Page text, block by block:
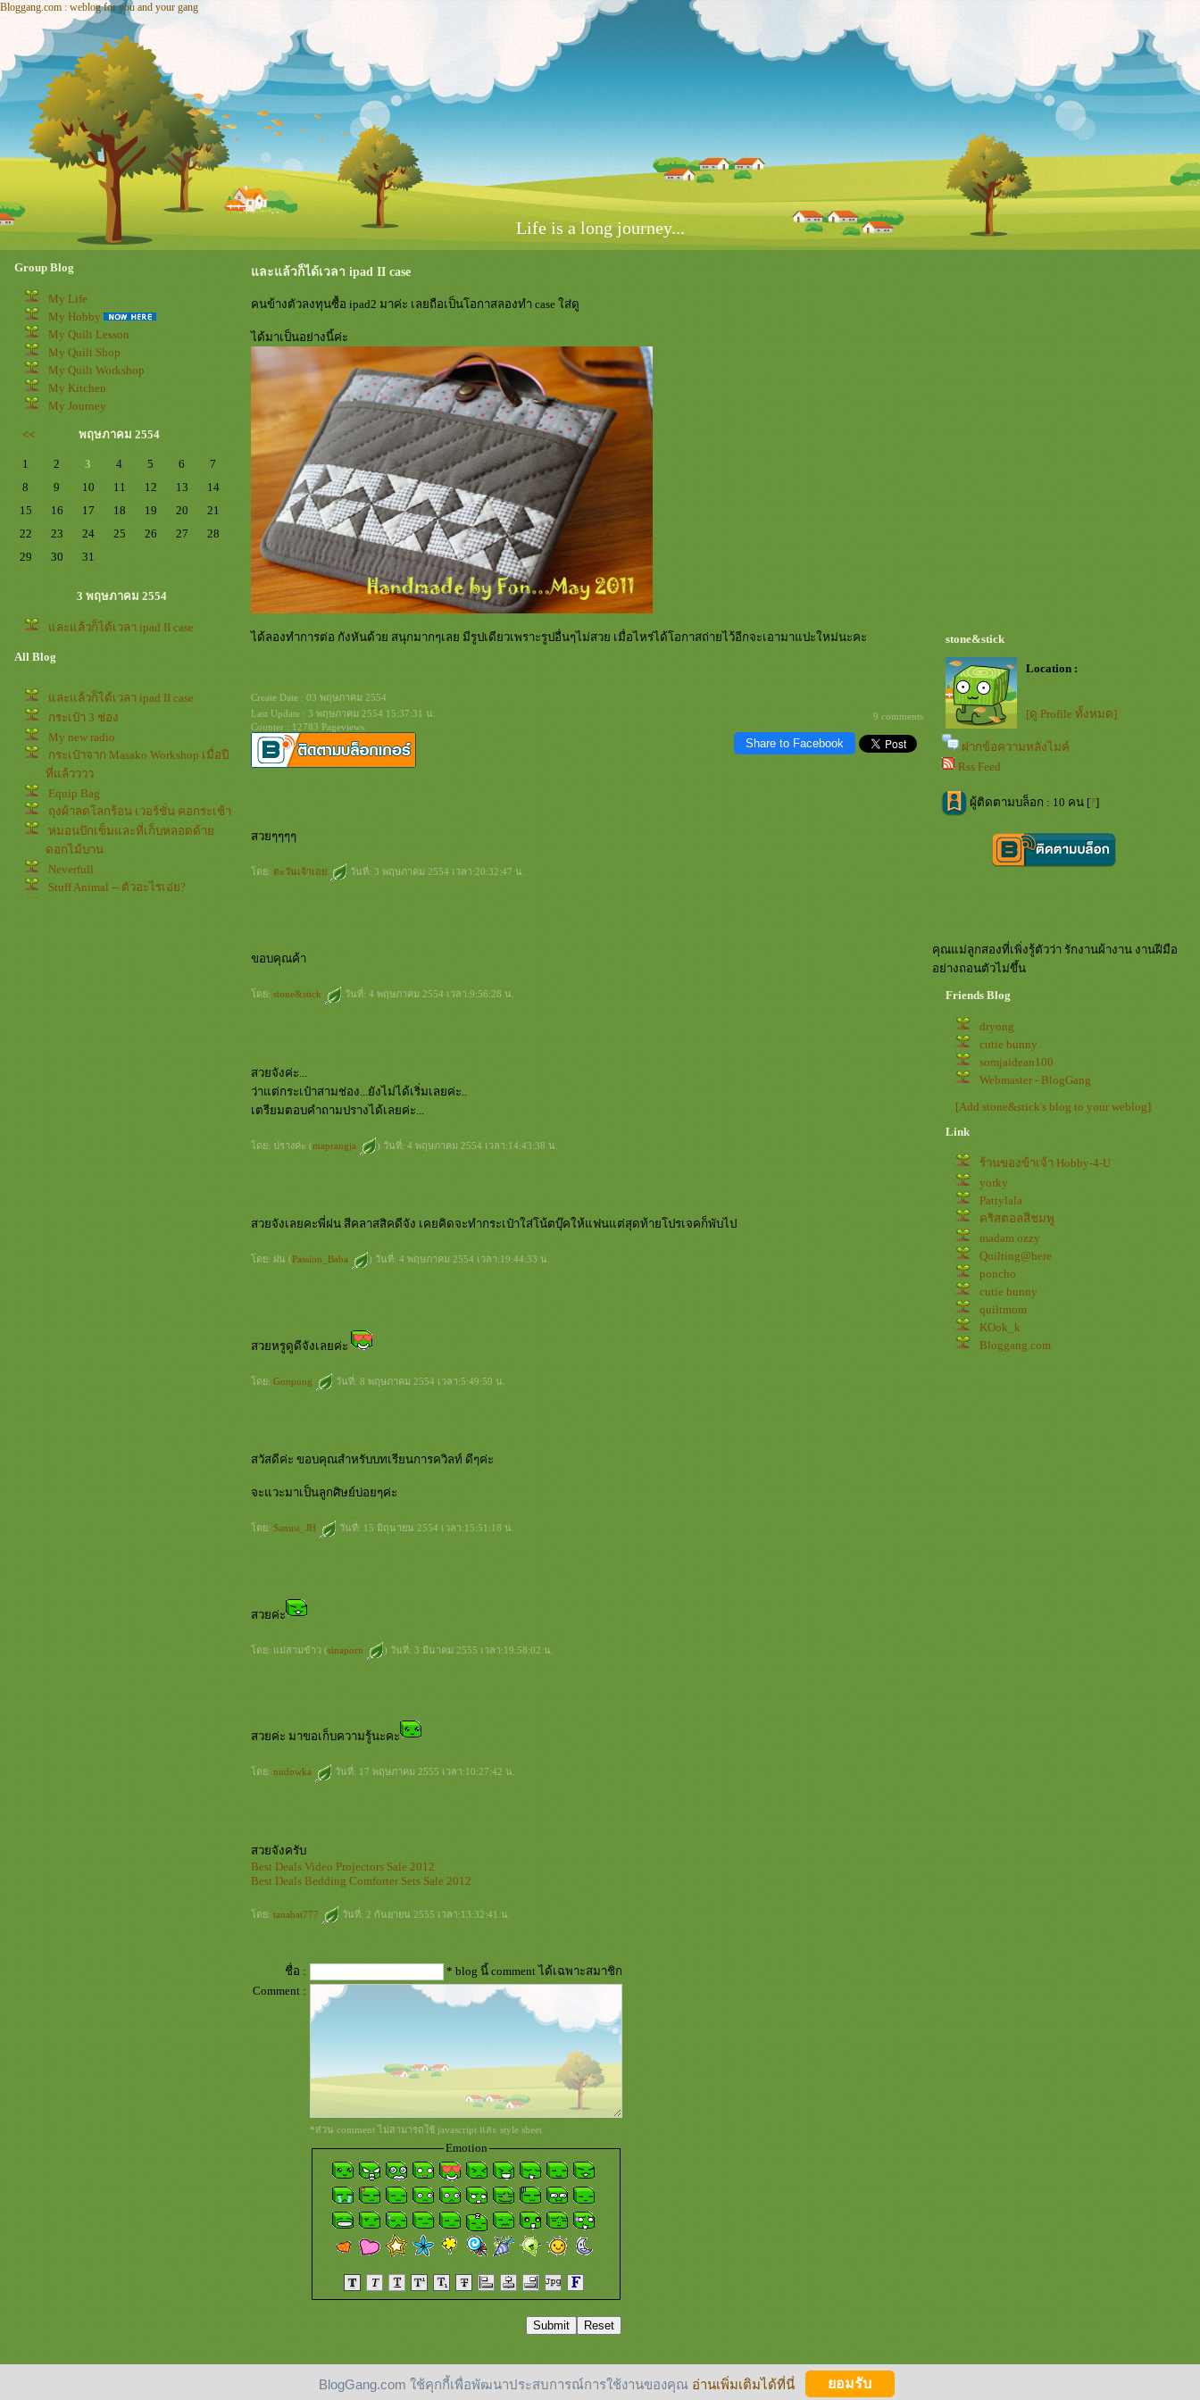
Bloggang.com : weblog for you and your gang
Life is a long journey...
Group Blog
My Life
My Hobby
My Quilt Lesson
My Quilt Shop
My Quilt Workshop
My Kitchen
My Journey
<< พฤษภาคม 2554
1 2 3 4 5 6
7
8
9 10 11 12 13
14
15
16 17 18 19 20
21
22
23 24 25 26 27
28
29
30 31
3 พฤษภาคม 2554
ละแล้วก็ได้เวลา ipad II case
All Blog
ละแล้วก็ได้เวลา ipad II case
กระเป๋า 3 ช่อง
My new radio
กระเป๋าจาก Masako Workshop เมื่อปี
ที่แล้วววว
Equip Bag
ถุงผ้าลดโลกร้อน เวอร์ชั่น คอกระเช้า
หมอนปักเข็มและที่เก็บหลอดด้า
ดอกไม้บาน
Neverfull
Stuff Animal -- ตัวอะไรเอ่ย?
ละแล้วก็ได้เวลา ipad II case
คนข้างตัวลงทุนซื้อ ipad2 มาค่ะ เลยถือเป็นโอกาสลองทำ case ใส่ดู
ได้มาเป็นอย่างนี้ค่ะ
ได้ลองทำการต่อ กังหันด้วย สนุกมากๆเลย มีรูปเดียวเพราะรูปอื่นๆไม่สวย เมื่อไหร่ได้โอกาสถ่ายไว้อีกจะเอามาแปะใหม่นะคะ
Create Date : 03 พฤษภาคม 2554
Last Update : 3 พฤษภาคม 2554 15:37:31 น.
Counter : 12783 Pageviews.
9 comments
Share to Facebook
สวยๆๆๆๆ
ดย: ตะวันเจ้าเอ วันที่: 3 พฤษภาคม 2554 เวลา:20:32:47 น.
ขอบคุณค้า
ดย: stone&stick วันที่: 4 พฤษภาคม 2554 เวลา:9:56:28 น.
สวยจังค่ะ...
ว่าแต่กระเป๋าสามช่อง...ยังไม่ได้เริ่มเลยค่ะ..
เตรียมตอบคำถามปรางได้เลยค่ะ...
ดย: ปรางค่ะ (maprangja ) วันที่: 4 พฤษภาคม 2554 เวลา:14:43:38 น.
สวยจังเลยคะพี่ฝน สีคลาสสิคดีจัง เคยคิดจะทำกระเป๋าใส่โน้ตบุ๊คให้แฟนแต่สุดท้ายโปรเจคก็พับไป
ดย: ฝน ( Passion_Baba ) วันที่: 4 พฤษภาคม 2554 เวลา:19:44:33 น.
สวยหรูดูดีจังเลยค่ะ
ดย: Gunpung วันที่: 8 พฤษภาคม 2554 เวลา:5:49:59 น.
สวัสดีค่ะ ขอบคุณสำหรับบทเรียนการควิลท์ ดีๆค่ะ
จะแวะมาเป็นลูกศิษย์บ่อยๆค่ะ
ดย: Sanusi_JH วันที่: 15 มิถุนายน 2554 เวลา:15:51:18 น.
สวยค่ะ
ดย: แม่สามข้าว (sinaporn ) วันที่: 3 มีนาคม 2555 เวลา:19:58:02 น.
สวยค่ะ มาขอเก็บความรู้นะคะ
ดย: nudowka วันที่: 17 พฤษภาคม 2555 เวลา:10:27:42 น.
สวยจังครับ
Best Deals Video Projectors Sale 2012
Best Deals Bedding Comforter Sets Sale 2012
ดย: tanabat777 วันที่: 2 กันยายน 2555 เวลา:13:32:41 น.
ชื่อ :
* blog นี้ comment ได้เฉพาะสมาชิก
Comment :
*ส่วน comment ไม่สามารถใช้ javascript และ style sheet
Emotion
stone&stick
Location :
[ดู Profile ทั้งหมด]
ฝากข้อความหลังไมค์
Rss Feed
ผู้ติดตามบล็อก : 10 คน [?]
คุณแม่ลูกสองที่เพิ่งรู้ตัวว่า รักงานผ้างาน งานฝีมือ
อย่างถอนตัวไม่ขึ้น
Friends Blog
dryong
cutie bunny
somjaidean100
Webmaster - BlogGang
[Add stone&stick's blog to your weblog]
Link
ร้านของข้าเจ้า Hobby-4-U
yorky
Pattylala
คริสตอลสีชมพู
madam ozzy
Quilting@here
poncho
cutie bunny
quiltmom
KOok_k
Bloggang.com
BlogGang.com allrights reserved.
BlogGang.com ใช้คุกกี้เพื่อพัฒนาประสบการณ์การใช้งานของคุณ อ่านเพิ่มเติมได้ที่นี่